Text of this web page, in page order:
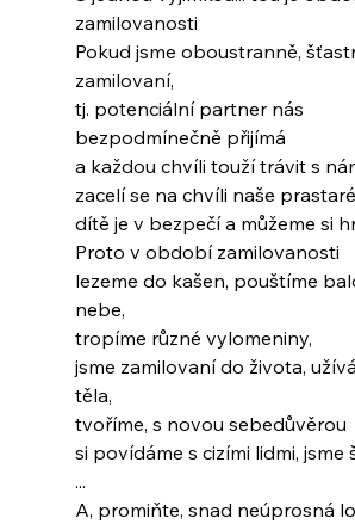
zamilovanosti
Pokud jsme oboustranně,
zamilovaní,
tj. potenciální partner nás
bezpodmínečně přijímá
a každou chvíli touží trávit s
zacelí se na chvíli naše
dítě je v bezpečí a můžeme si
Proto v období zamilovanosti
lezeme do kašen, pouštíme
nebe,
tropíme různé vylomeniny,
jsme zamilovaní do života,
těla,
tvoříme, s novou sebedůvěrou
si povídáme s cizími lidmi, jsme
...
A, promiňte, snad neúprosná